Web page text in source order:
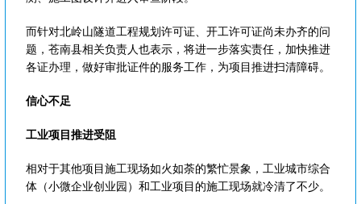
而针对北岭山隧道工程规划许可证、开工许可证尚未办齐的问
题，苍南县相关负责人也表示，将进一步落实责任，加快推进
各证办理，做好审批证件的服务工作，为项目推进扫清障碍。
信心不足
工业项目推进受阻
相对于其他项目施工现场如火如荼的繁忙景象，工业城市综合
体（小微企业创业园）和工业项目的施工现场就冷清了不少。